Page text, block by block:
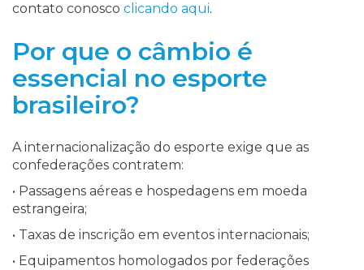
contato conosco clicando aqui.
Por que o câmbio é
essencial no esporte
brasileiro?
A internacionalização do esporte exige que as
confederações contratem:
• Passagens aéreas e hospedagens em moeda
estrangeira;
• Taxas de inscrição em eventos internacionais;
• Equipamentos homologados por federações